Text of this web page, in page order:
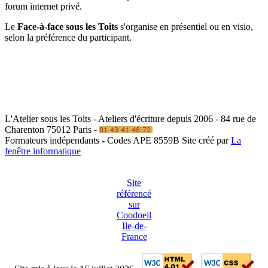
forum internet privé.
Le Face-à-face sous les Toits s'organise en présentiel ou en visio,
selon la préférence du participant.
L'Atelier sous les Toits - Ateliers d'écriture depuis 2006 - 84 rue de
Charenton 75012 Paris -
Formateurs indépendants - Codes APE 8559B Site créé parLa
fenêtre informatique
Site
référencé
sur
Coodoeil
Ile-de-
France